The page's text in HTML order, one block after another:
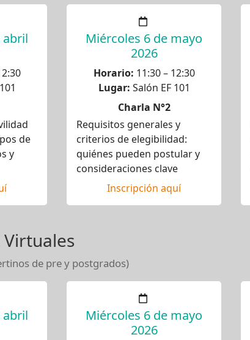
abril
de
y
Miércoles 6 de mayo
2026
Horario: 11:30 – 12:30
Lugar: Salón EF 101
Charla N°2
Requisitos generales y
criterios de elegibilidad:
quiénes pueden postular y
consideraciones clave
Inscripción aquí
Virtuales
de pre y postgrados)
abril
Miércoles 6 de mayo
2026